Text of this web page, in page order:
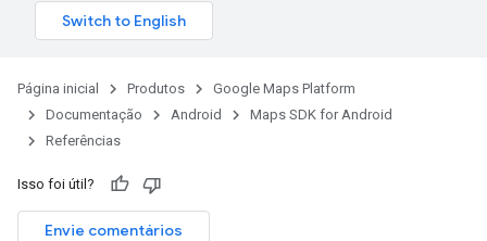
Página inicial Produtos
Google Maps Platform
Documentação
Android
Maps SDK for Android
Referências
Isso foi útil?
Envie comentários